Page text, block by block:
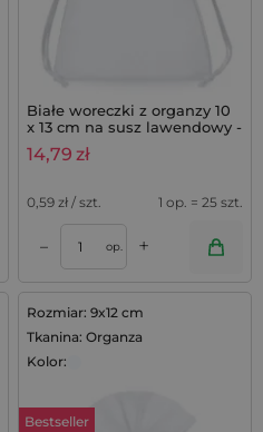
Białe woreczki z organzy 10
x 13 cm na susz lawendowy -
25 szt.
14,79 zł
0,59 zł / szt. 1 op. = 25 szt.
– op. +
Rozmiar: 9x12 cm
Tkanina: Organza
Kolor:
Bestseller